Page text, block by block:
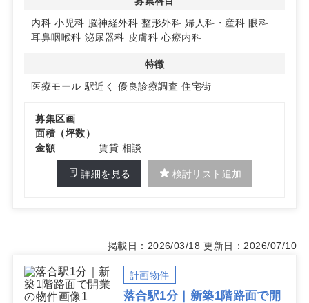
内科 小児科 脳神経外科 整形外科 婦人科・産科 眼科
耳鼻咽喉科 泌尿器科 皮膚科 心療内科
特徴
医療モール 駅近く 優良診療調査 住宅街
募集区画
面積（坪数）
金額
賃貸 相談
詳細を見る 検討リスト追加
掲載日：2026/03/18 更新日：2026/07/10
計画物件
落合駅1分｜新築1階路面で開